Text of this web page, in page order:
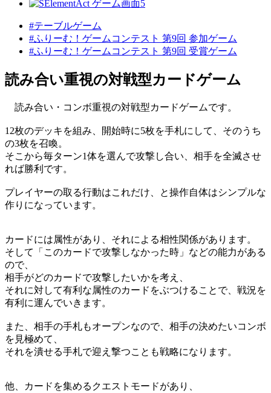
#テーブルゲーム
#ふりーむ！ゲームコンテスト 第9回 参加ゲーム
#ふりーむ！ゲームコンテスト 第9回 受賞ゲーム
読み合い重視の対戦型カードゲーム
読み合い・コンボ重視の対戦型カードゲームです。
12枚のデッキを組み、開始時に5枚を手札にして、そのうち
の3枚を召喚。
そこから毎ターン1体を選んで攻撃し合い、相手を全滅させ
れば勝利です。
プレイヤーの取る行動はこれだけ、と操作自体はシンプルな
作りになっています。
カードには属性があり、それによる相性関係があります。
そして「このカードで攻撃しなかった時」などの能力がある
ので、
相手がどのカードで攻撃したいかを考え、
それに対して有利な属性のカードをぶつけることで、戦況を
有利に運んでいきます。
また、相手の手札もオープンなので、相手の決めたいコンボ
を見極めて、
それを潰せる手札で迎え撃つことも戦略になります。
他、カードを集めるクエストモードがあり、